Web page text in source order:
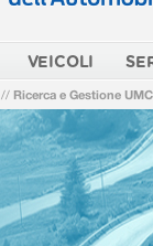
VEICOLI
// Ricerca e Gestione UMC